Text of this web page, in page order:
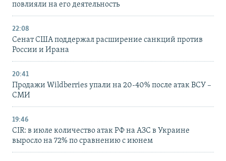
повлияли на его деятельность
22:08
Сенат США поддержал расширение санкций против
России и Ирана
20:41
Продажи Wildberries упали на 20-40% после атак ВСУ –
СМИ
19:46
CIR: в июле количество атак РФ на АЗС в Украине
выросло на 72% по сравнению с июнем